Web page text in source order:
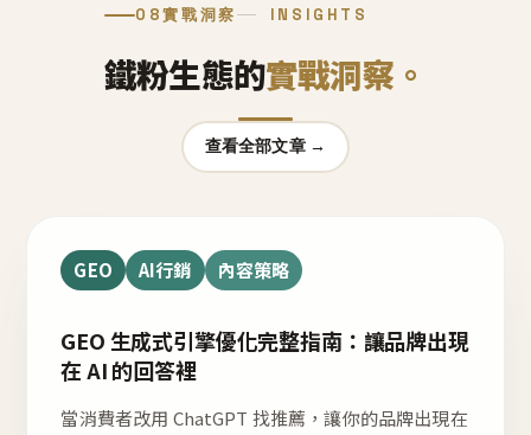
08實戰洞察 INSIGHTS
鐵粉生態的實戰洞察。
查看全部文章 →
GEO AI行銷 內容策略
GEO 生成式引擎優化完整指南：讓品牌出現
在 AI 的回答裡
當消費者改用 ChatGPT 找推薦，讓你的品牌出現在